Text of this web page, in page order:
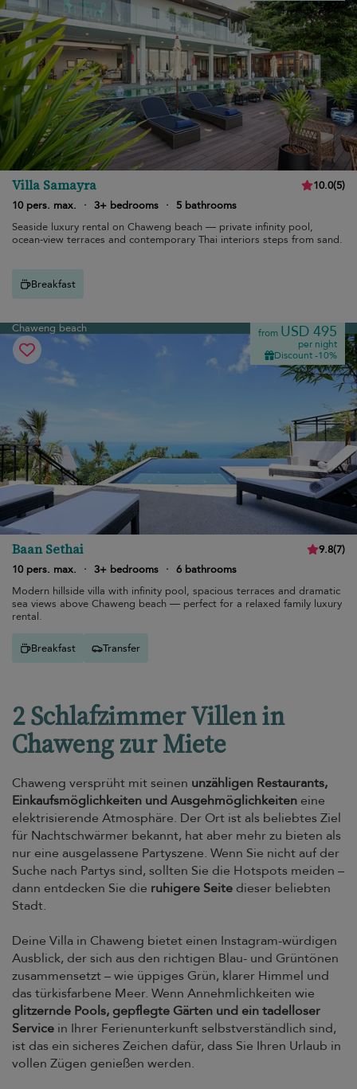
Villa Samayra 10.0(5)
10 pers. max.
· 3+ bedrooms ·
5 bathrooms
Seaside luxury rental on Chaweng beach — private infinity pool,
ocean-view terraces and contemporary Thai interiors steps from sand.
Breakfast
Chaweng beach from USD 495
per night
Discount -10%
Baan Sethai 9.8(7)
10 pers. max.
· 3+ bedrooms · 6 bathrooms
Modern hillside villa with infinity pool, spacious terraces and dramatic
sea views above Chaweng beach — perfect for a relaxed family luxury
rental.
Breakfast Transfer
2 Schlafzimmer Villen in
Chaweng zur Miete
Chaweng versprüht mit seinen unzähligen Restaurants,
Einkaufsmöglichkeiten und Ausgehmöglichkeiten eine
elektrisierende Atmosphäre. Der Ort ist als beliebtes Ziel
für Nachtschwärmer bekannt, hat aber mehr zu bieten als
nur eine ausgelassene Partyszene. Wenn Sie nicht auf der
Suche nach Partys sind, sollten Sie die Hotspots meiden –
dann entdecken Sie die ruhigere Seite dieser beliebten
Stadt.
Deine Villa in Chaweng bietet einen Instagram-würdigen
Ausblick, der sich aus den richtigen Blau- und Grüntönen
zusammensetzt – wie üppiges Grün, klarer Himmel und
das türkisfarbene Meer. Wenn Annehmlichkeiten wie
glitzernde Pools, gepflegte Gärten und ein tadelloser
Service in Ihrer Ferienunterkunft selbstverständlich sind,
ist das ein sicheres Zeichen dafür, dass Sie Ihren Urlaub in
vollen Zügen genießen werden.